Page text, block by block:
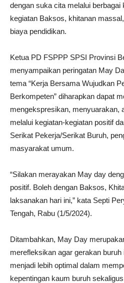
dengan suka cita melalui berbagai
kegiatan Baksos, khitanan
biaya pendidikan.
Ketua PD FSPPP SPSI Provinsi
menyampaikan peringatan May
tema “Kerja Bersama Wujudkan
Berkompeten” diharapkan dapat
mengekspresikan, menyuarakan,
melalui kegiatan-kegiatan positif
Serikat Pekerja/Serikat Buruh,
masyarakat umum.
“Silakan merayakan May day
positif. Boleh dengan Baksos,
laksanakan hari ini,” kata Septi
Tengah, Rabu (1/5/2024).
Ditambahkan, May Day
merefleksikan agar gerakan buruh
menjadi lebih optimal dalam
kepentingan kaum buruh